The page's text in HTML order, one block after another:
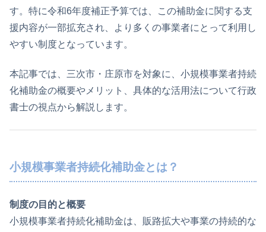
す。特に令和6年度補正予算では、この補助金に関する支
援内容が一部拡充され、より多くの事業者にとって利用し
やすい制度となっています。
本記事では、三次市・庄原市を対象に、小規模事業者持続
化補助金の概要やメリット、具体的な活用法について行政
書士の視点から解説します。
小規模事業者持続化補助金とは？
制度の目的と概要
小規模事業者持続化補助金は、販路拡大や事業の持続的な